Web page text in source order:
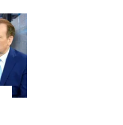
Stunde